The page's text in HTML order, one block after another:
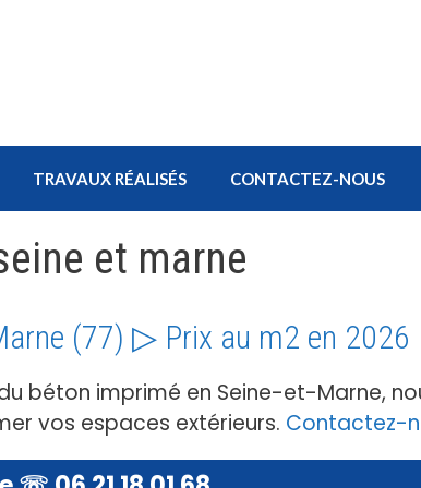
TRAVAUX RÉALISÉS CONTACTEZ-NOUS
et marne
(77) ▷ Prix au m2 en 2026
béton imprimé en Seine-et-Marne,
vos espaces extérieurs. Contactez-